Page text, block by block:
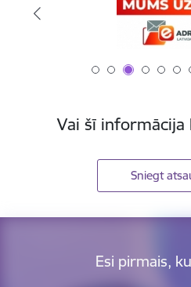
Vai šī informācija
Sniegt
Esi pirmais,